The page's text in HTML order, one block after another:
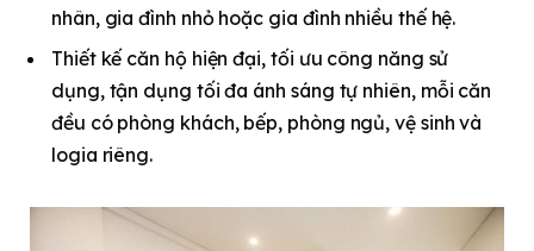
nhân, gia đình nhỏ hoặc gia đình nhiều thế hệ.
Thiết kế căn hộ hiện đại, tối ưu công năng sử
dụng, tận dụng tối đa ánh sáng tự nhiên, mỗi căn
đều có phòng khách, bếp, phòng ngủ, vệ sinh và
logia riêng.